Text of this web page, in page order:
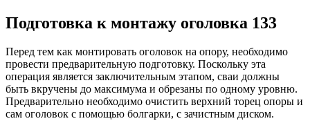
Подготовка к монтажу оголовка 133
Перед тем как монтировать оголовок на опору, необходимо
провести предварительную подготовку. Поскольку эта
операция является заключительным этапом, сваи должны
быть вкручены до максимума и обрезаны по одному уровню.
Предварительно необходимо очистить верхний торец опоры и
сам оголовок с помощью болгарки, с зачистным диском.